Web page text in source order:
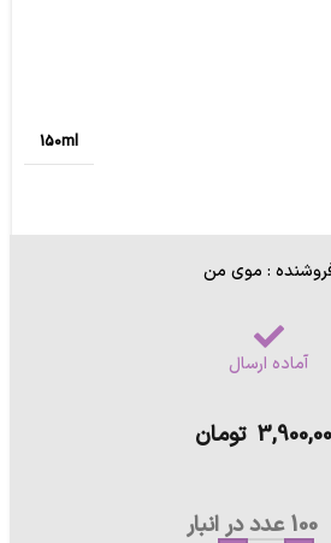
150ml
: موی من
آماده ارسال
تومان
100 عدد در انبار